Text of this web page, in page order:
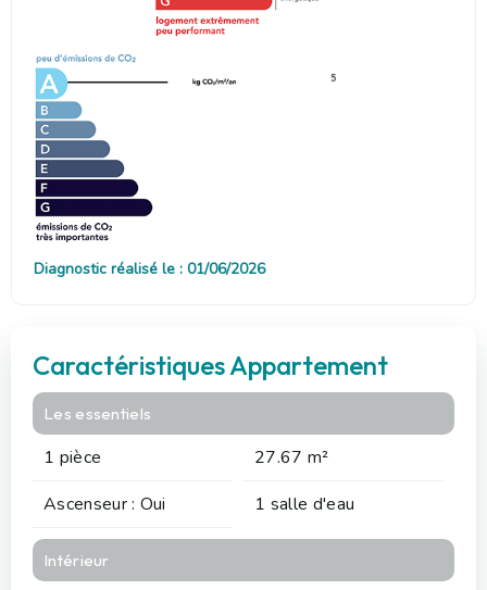
5
Diagnostic réalisé le : 01/06/2026
Caractéristiques Appartement
Les essentiels
1 pièce
27.67 m²
Ascenseur : Oui
1 salle d'eau
Intérieur